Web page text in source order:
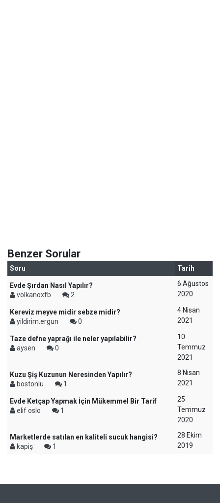
Benzer Sorular
Soru Tarih
Evde Şırdan Nasıl Yapılır?
volkanoxfb
2
6 Ağustos
2020
Kereviz meyve midir sebze midir?
yildirim.ergun
0
4 Nisan
2021
Taze defne yaprağı ile neler yapılabilir?
aysen
0
10
Temmuz
2021
Kuzu Şiş Kuzunun Neresinden Yapılır?
bostonlu
1
8 Nisan
2021
Evde Ketçap Yapmak İçin Mükemmel Bir Tarif
elif oslo
1
25
Temmuz
2020
Marketlerde satılan en kaliteli sucuk hangisi?
kapiş
1
28 Ekim
2019